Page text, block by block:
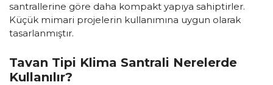
santrallerine göre daha kompakt yapıya sahiptirler.
Küçük mimari projelerin kullanımına uygun olarak
tasarlanmıştır.
Tavan Tipi Klima Santrali Nerelerde
Kullanılır?